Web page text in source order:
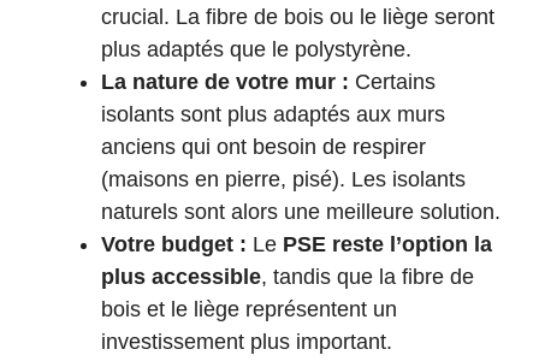
crucial. La fibre de bois ou le liège seront
plus adaptés que le polystyrène.
La nature de votre mur : Certains
isolants sont plus adaptés aux murs
anciens qui ont besoin de respirer
(maisons en pierre, pisé). Les isolants
naturels sont alors une meilleure solution.
Votre budget : Le PSE reste l’option la
plus accessible, tandis que la fibre de
bois et le liège représentent un
investissement plus important.